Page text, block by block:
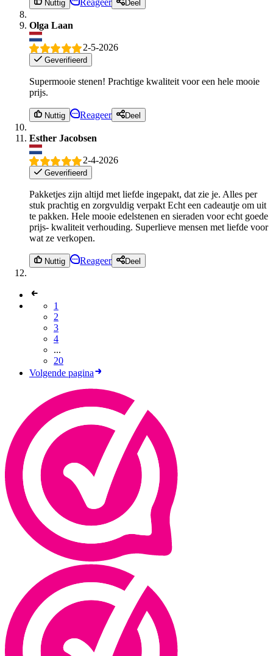
Nuttig Deel
Olga Laan
2-5-2026
Geverifieerd
Supermooie stenen! Prachtige kwaliteit voor een hele mooie
prijs.
Nuttig Reageer Deel
Esther Jacobsen
2-4-2026
Geverifieerd
Pakketjes zijn altijd met liefde ingepakt, dat zie je. Alles per
stuk prachtig en zorgvuldig verpakt Echt een cadeautje om uit
te pakken. Hele mooie edelstenen en sieraden voor echt goede
prijs- kwaliteit verhouding. Superlieve mensen met liefde voor
wat ze verkopen.
Nuttig Reageer Deel
1
2
3
4
...
20
Volgende pagina